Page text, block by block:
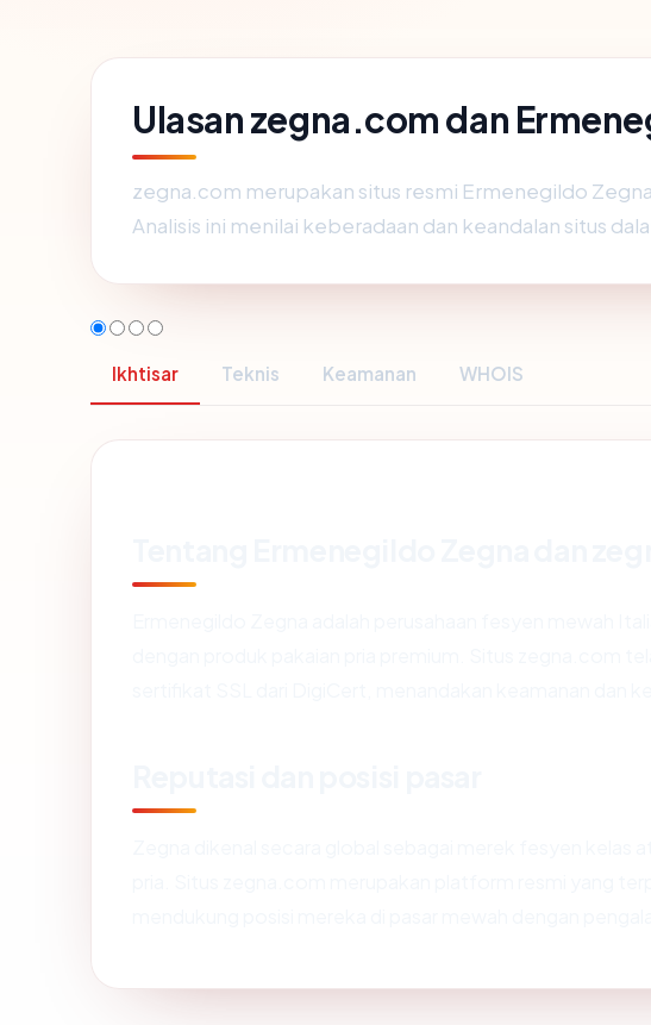
Ulasan zegna.com dan
zegna.com merupakan situs resmi Ermenegildo
Analisis ini menilai keberadaan dan keandalan situs
Ikhtisar Teknis Keamanan WHOIS